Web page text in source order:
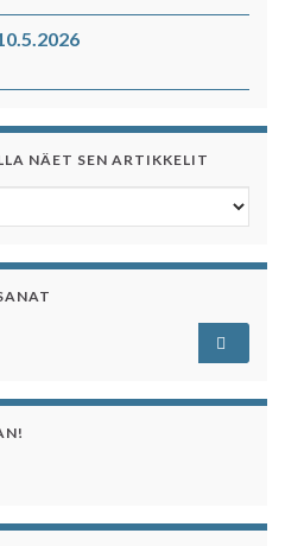
NÄET SEN ARTIKKELIT
sen artikkelit